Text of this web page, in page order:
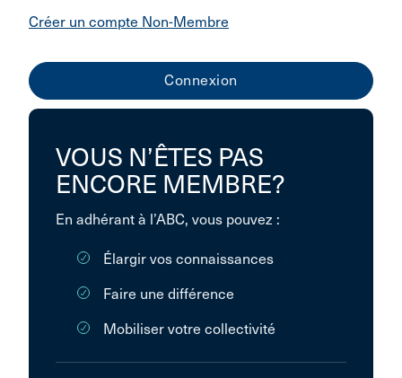
Créer un compte Non-Membre
VOUS N’ÊTES PAS
ENCORE MEMBRE?
En adhérant à l’ABC, vous pouvez :
Élargir vos connaissances
Faire une différence
Mobiliser votre collectivité